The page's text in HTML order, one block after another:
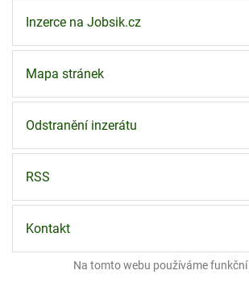
Inzerce na Jobsik.cz
Mapa stránek
Odstranění inzerátu
RSS
Kontakt
Na tomto webu používáme funkční